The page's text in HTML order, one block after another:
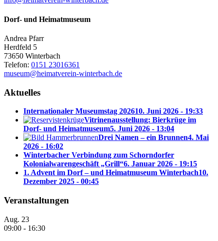
Dorf- und Heimatmuseum
Andrea Pfarr
Herdfeld 5
73650 Winterbach
Telefon: 0151 23016361
museum@heimatverein-winterbach.de
Aktuelles
Internationaler Museumstag 202610. Juni 2026 - 19:33
Vitrinenausstellung: Bierkrüge im
Dorf- und Heimatmuseum5. Juni 2026 - 13:04
Drei Namen – ein Brunnen4. Mai
2026 - 16:02
Winterbacher Verbindung zum Schorndorfer
Kolonialwarengeschäft „Grill“6. Januar 2026 - 19:15
1. Advent im Dorf – und Heimatmuseum Winterbach10.
Dezember 2025 - 00:45
Veranstaltungen
Aug. 23
09:00 - 16:30